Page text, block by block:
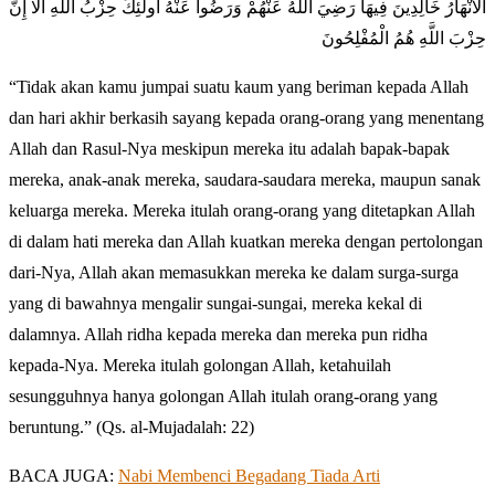
الْأَنْهَارُ خَالِدِينَ فِيهَا رَضِيَ اللَّهُ عَنْهُمْ وَرَضُوا عَنْهُ أُولَئِكَ حِزْبُ اللَّهِ أَلَا إِنَّ
حِزْبَ اللَّهِ هُمُ الْمُفْلِحُونَ
“Tidak akan kamu jumpai suatu kaum yang beriman kepada Allah
dan hari akhir berkasih sayang kepada orang-orang yang menentang
Allah dan Rasul-Nya meskipun mereka itu adalah bapak-bapak
mereka, anak-anak mereka, saudara-saudara mereka, maupun sanak
keluarga mereka. Mereka itulah orang-orang yang ditetapkan Allah
di dalam hati mereka dan Allah kuatkan mereka dengan pertolongan
dari-Nya, Allah akan memasukkan mereka ke dalam surga-surga
yang di bawahnya mengalir sungai-sungai, mereka kekal di
dalamnya. Allah ridha kepada mereka dan mereka pun ridha
kepada-Nya. Mereka itulah golongan Allah, ketahuilah
sesungguhnya hanya golongan Allah itulah orang-orang yang
beruntung.” (Qs. al-Mujadalah: 22)
BACA JUGA: Nabi Membenci Begadang Tiada Arti